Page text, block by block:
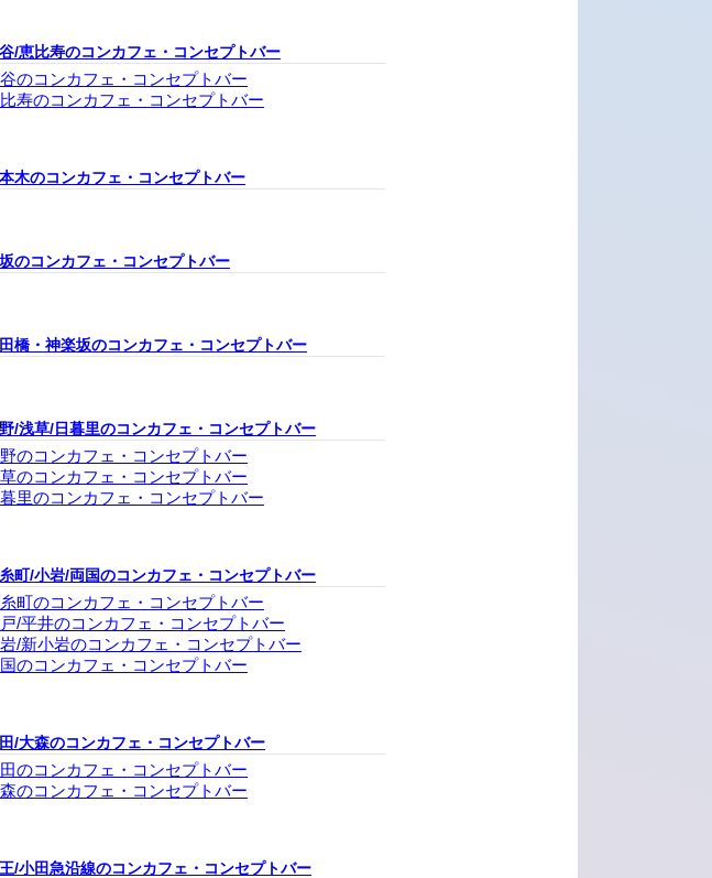
/恵比寿のコンカフェ・コンセプトバー
のコンカフェ・コンセプトバー
寿のコンカフェ・コンセプトバー
木のコンカフェ・コンセプトバー
のコンカフェ・コンセプトバー
橋・神楽坂のコンカフェ・コンセプトバー
野/浅草/日暮里のコンカフェ・コンセプトバー
野のコンカフェ・コンセプトバー
のコンカフェ・コンセプトバー
里のコンカフェ・コンセプトバー
町/小岩/両国のコンカフェ・コンセプトバー
町のコンカフェ・コンセプトバー
/平井のコンカフェ・コンセプトバー
/新小岩のコンカフェ・コンセプトバー
のコンカフェ・コンセプトバー
/大森のコンカフェ・コンセプトバー
のコンカフェ・コンセプトバー
のコンカフェ・コンセプトバー
/小田急沿線のコンカフェ・コンセプトバー